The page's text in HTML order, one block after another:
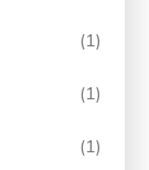
(1)
(1)
(1)